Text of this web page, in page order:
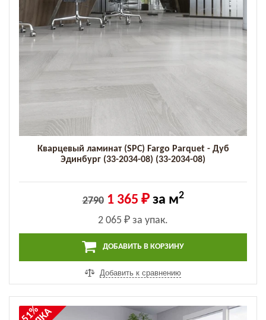
Кварцевый ламинат (SPC) Fargo Parquet - Дуб
Эдинбург (33-2034-08) (33-2034-08)
2790 1 365 ₽за м2
2 065 ₽ за упак.
ДОБАВИТЬ В КОРЗИНУ
Добавить к сравнению